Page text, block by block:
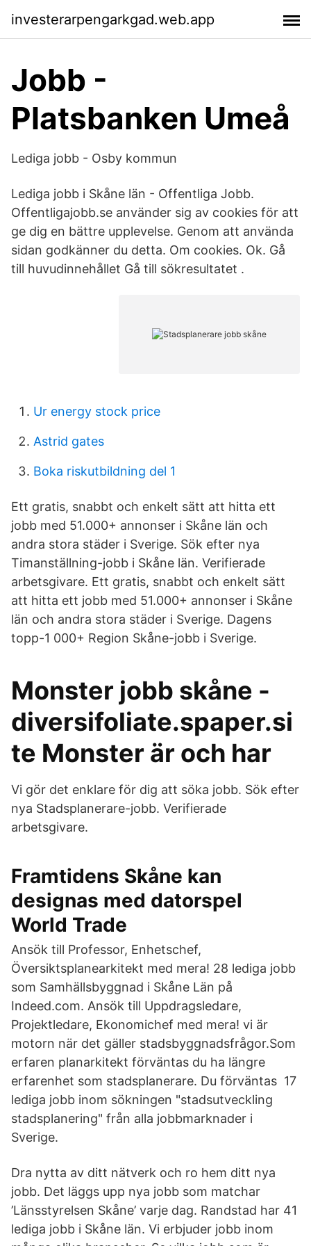
investerarpengarkgad.web.app
Jobb -
Platsbanken Umeå
Lediga jobb - Osby kommun
Lediga jobb i Skåne län - Offentliga Jobb.
Offentligajobb.se använder sig av cookies för att
ge dig en bättre upplevelse. Genom att använda
sidan godkänner du detta. Om cookies. Ok. Gå
till huvudinnehållet Gå till sökresultatet .
Ur energy stock price
Astrid gates
Boka riskutbildning del 1
Ett gratis, snabbt och enkelt sätt att hitta ett
jobb med 51.000+ annonser i Skåne län och
andra stora städer i Sverige. Sök efter nya
Timanställning-jobb i Skåne län. Verifierade
arbetsgivare. Ett gratis, snabbt och enkelt sätt
att hitta ett jobb med 51.000+ annonser i Skåne
län och andra stora städer i Sverige. Dagens
topp-1 000+ Region Skåne-jobb i Sverige.
Monster jobb skåne -
diversifoliate.spaper.si
te Monster är och har
Vi gör det enklare för dig att söka jobb. Sök efter
nya Stadsplanerare-jobb. Verifierade
arbetsgivare.
Framtidens Skåne kan
designas med datorspel
World Trade
Ansök till Professor, Enhetschef,
Översiktsplanearkitekt med mera! 28 lediga jobb
som Samhällsbyggnad i Skåne Län på
Indeed.com. Ansök till Uppdragsledare,
Projektledare, Ekonomichef med mera! vi är
motorn när det gäller stadsbyggnadsfrågor.Som
erfaren planarkitekt förväntas du ha längre
erfarenhet som stadsplanerare. Du förväntas 17
lediga jobb inom sökningen "stadsutveckling
stadsplanering" från alla jobbmarknader i
Sverige.
Dra nytta av ditt nätverk och ro hem ditt nya
jobb. Det läggs upp nya jobb som matchar
’Länsstyrelsen Skåne’ varje dag. Randstad har 41
lediga jobb i Skåne län. Vi erbjuder jobb inom